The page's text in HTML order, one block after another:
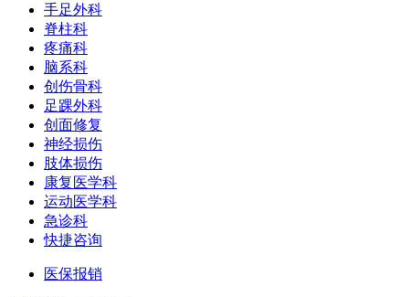
手足外科
脊柱科
疼痛科
脑系科
创伤骨科
足踝外科
创面修复
神经损伤
肢体损伤
康复医学科
运动医学科
急诊科
快捷咨询
医保报销